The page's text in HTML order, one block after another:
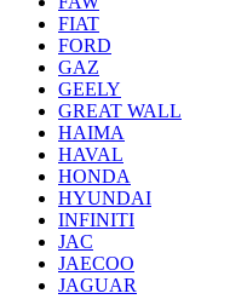
FIAT
FORD
GAZ
GEELY
GREAT WALL
HAIMA
HAVAL
HONDA
HYUNDAI
INFINITI
JAC
JAECOO
JAGUAR